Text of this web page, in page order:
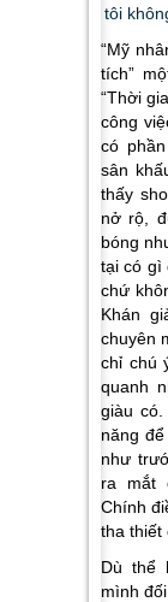
“Mỹ
tích”
“Thời
công
có
sân
thấy
nở rộ,
bóng
tại có gì
chứ
Khán
chuyên
chỉ chú
quanh
giàu
năng
như
ra mắt
Chính
tha thiết
Dù thể
mình